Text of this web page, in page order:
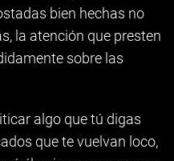
bien hechas no
la atención que presten
sobre las
algo que tú digas
que te vuelvan loco,